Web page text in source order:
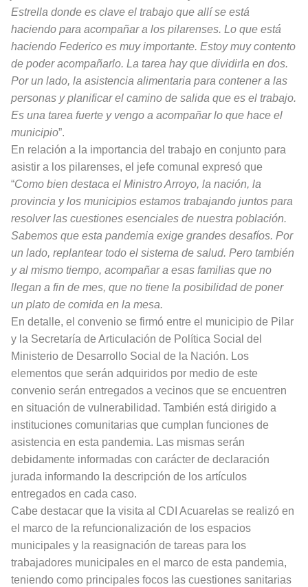
Estrella donde es clave el trabajo que allí se está
haciendo para acompañar a los pilarenses. Lo que está
haciendo Federico es muy importante. Estoy muy contento
de poder acompañarlo. La tarea hay que dividirla en dos.
Por un lado, la asistencia alimentaria para contener a las
personas y planificar el camino de salida que es el trabajo.
Es una tarea fuerte y vengo a acompañar lo que hace el
municipio”.
En relación a la importancia del trabajo en conjunto para
asistir a los pilarenses, el jefe comunal expresó que
“Como bien destaca el Ministro Arroyo, la nación, la
provincia y los municipios estamos trabajando juntos para
resolver las cuestiones esenciales de nuestra población.
Sabemos que esta pandemia exige grandes desafíos. Por
un lado, replantear todo el sistema de salud. Pero también
y al mismo tiempo, acompañar a esas familias que no
llegan a fin de mes, que no tiene la posibilidad de poner
un plato de comida en la mesa.
En detalle, el convenio se firmó entre el municipio de Pilar
y la Secretaría de Articulación de Política Social del
Ministerio de Desarrollo Social de la Nación. Los
elementos que serán adquiridos por medio de este
convenio serán entregados a vecinos que se encuentren
en situación de vulnerabilidad. También está dirigido a
instituciones comunitarias que cumplan funciones de
asistencia en esta pandemia. Las mismas serán
debidamente informadas con carácter de declaración
jurada informando la descripción de los artículos
entregados en cada caso.
Cabe destacar que la visita al CDI Acuarelas se realizó en
el marco de la refuncionalización de los espacios
municipales y la reasignación de tareas para los
trabajadores municipales en el marco de esta pandemia,
teniendo como principales focos las cuestiones sanitarias